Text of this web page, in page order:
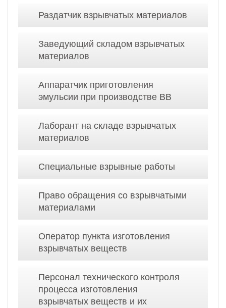
Раздатчик взрывчатых материалов
Заведующий складом взрывчатых
материалов
Аппаратчик приготовления
эмульсии при производстве ВВ
Лаборант на складе взрывчатых
материалов
Специальные взрывные работы
Право обращения со взрывчатыми
материалами
Оператор пункта изготовления
взрывчатых веществ
Персонал технического контроля
процесса изготовления
взрывчатых веществ и их